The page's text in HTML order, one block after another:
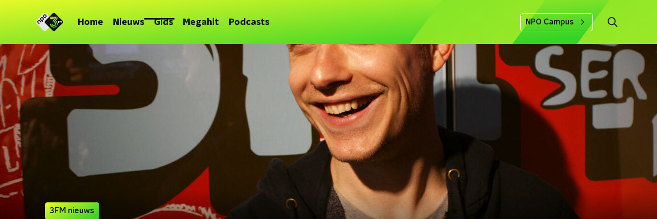
Home Nieuws Gids Megahit Podcasts NPO Campus
3FM nieuws